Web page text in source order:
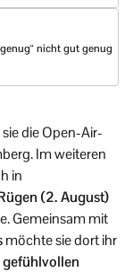
nicht gut genug
die Open-Air-
Im weiteren
in
(2. August)
Gemeinsam mit
möchte sie dort ihr